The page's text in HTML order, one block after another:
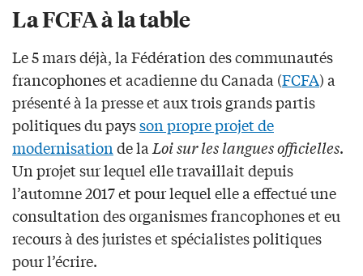
La FCFA à la table
Le 5 mars déjà, la Fédération des communautés
francophones et acadienne du Canada (FCFA) a
présenté à la presse et aux trois grands partis
politiques du paysson propre projet de
modernisationde la Loi sur les langues officielles.
Un projet sur lequel elle travaillait depuis
l’automne 2017 et pour lequel elle a effectué une
consultation des organismes francophones et eu
recours à des juristes et spécialistes politiques
pour l’écrire.